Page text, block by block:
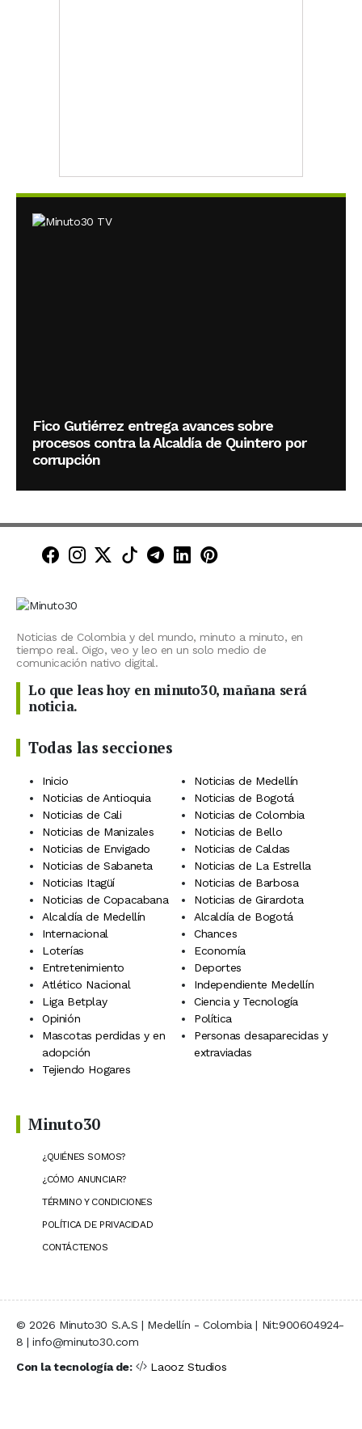
Fico Gutiérrez entrega avances sobre
procesos contra la Alcaldía de Quintero por
corrupción
Minuto30 en Facebook
Minuto30 en Instagram
Minuto30 en X (Twitter)
Minuto30 en TikTok
Canal de Minuto30 en
Minuto30 en LinkedIn
Minuto30 en
Noticias de Colombia y del mundo, minuto a minuto, en
tiempo real. Oigo, veo y leo en un solo medio de
comunicación nativo digital.
Lo que leas hoy en minuto30, mañana será
noticia.
Todas las secciones
Inicio
Noticias de Medellín
Noticias de Antioquia
Noticias de Bogotá
Noticias de Cali
Noticias de Colombia
Noticias de Manizales
Noticias de Bello
Noticias de Envigado
Noticias de Caldas
Noticias de Sabaneta
Noticias de La Estrella
Noticias Itagüí
Noticias de Barbosa
Noticias de Copacabana
Noticias de Girardota
Alcaldía de Medellín
Alcaldía de Bogotá
Internacional
Chances
Loterías
Economía
Entretenimiento
Deportes
Atlético Nacional
Independiente Medellín
Liga Betplay
Ciencia y Tecnología
Opinión
Política
Mascotas perdidas y en
adopción
Personas desaparecidas y
extraviadas
Tejiendo Hogares
Minuto30
¿QUIÉNES SOMOS?
¿CÓMO ANUNCIAR?
TÉRMINO Y CONDICIONES
POLÍTICA DE PRIVACIDAD
CONTÁCTENOS
© 2026 Minuto30 S.A.S | Medellín - Colombia | Nit:900604924-
8 | info@minuto30.com
Con la tecnología de:
Laooz Studios